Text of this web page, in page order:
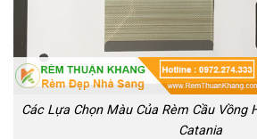
Các Lựa Chọn Màu Của Rèm Cầu Vồng
Catania